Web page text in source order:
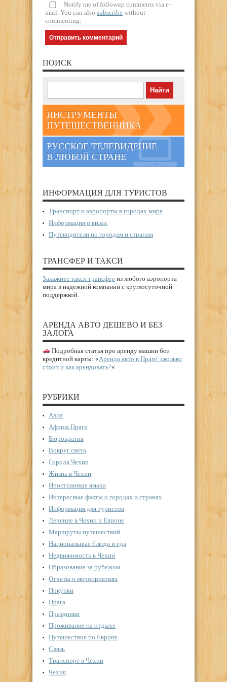
Notify me of followup comments via e-
mail. You can also subscribe without
commenting.
ПОИСК
ИНСТРУМЕНТЫ
ПУТЕШЕСТВЕННИКА
РУССКОЕ ТЕЛЕВИДЕНИЕ
В ЛЮБОЙ СТРАНЕ
ИНФОРМАЦИЯ ДЛЯ ТУРИСТОВ
Транспорт и аэропорты в городах мира
Информация о визах
Путеводители по городам и странам
ТРАНСФЕР И ТАКСИ
Закажите такси трансфер из любого аэропорта
мира в надежной компании с круглосуточной
поддержкой.
АРЕНДА АВТО ДЕШЕВО И БЕЗ
ЗАЛОГА
Подробная статья про аренду машин без
кредитной карты: «Аренда авто в Праге: сколько
стоит и как арендовать?«
РУБРИКИ
Авиа
Афиша Праги
Бюрократия
Вокруг света
Города Чехии
Жизнь в Чехии
Иностранные языки
Интересные факты о городах и странах
Информация для туристов
Лечение в Чехии и Европе
Маршруты путешествий
Национальные блюда и еда
Недвижимость в Чехии
Образование за рубежом
Отчеты о мероприятиях
Покупки
Прага
Праздники
Проживание на отдыхе
Путешествия по Европе
Связь
Транспорт в Чехии
Чехия